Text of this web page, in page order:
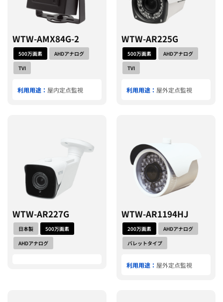
WTW-AMX84G-2
500万画素
AHDアナログ
TVI
利用用途： 屋内定点監視
WTW-AR225G
500万画素
AHDアナログ
TVI
利用用途： 屋外定点監視
WTW-AR227G
日本製
500万画素
AHDアナログ
WTW-AR1194HJ
200万画素
AHDアナログ
バレットタイプ
利用用途： 屋外定点監視